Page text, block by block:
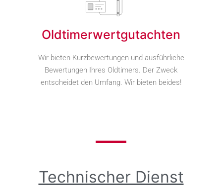
Oldtimerwertgutachten
Wir bieten Kurzbewertungen und ausführliche
Bewertungen Ihres Oldtimers. Der Zweck
entscheidet den Umfang. Wir bieten beides!
Technischer Dienst